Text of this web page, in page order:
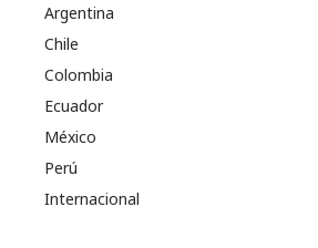
Argentina
Chile
Colombia
Ecuador
México
Perú
Internacional